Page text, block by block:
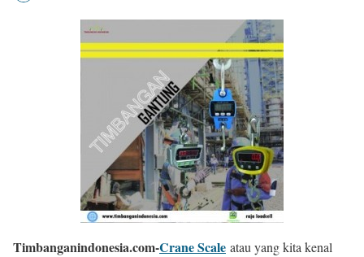
Timbanganindonesia.com-Crane Scale atau yang kita kenal